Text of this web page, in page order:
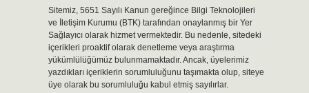
Sitemiz, 5651 Sayılı Kanun gereğince Bilgi Teknolojileri
ve İletişim Kurumu (BTK) tarafından onaylanmış bir Yer
Sağlayıcı olarak hizmet vermektedir. Bu nedenle, sitedeki
içerikleri proaktif olarak denetleme veya araştırma
yükümlülüğümüz bulunmamaktadır. Ancak, üyelerimiz
yazdıkları içeriklerin sorumluluğunu taşımakta olup, siteye
üye olarak bu sorumluluğu kabul etmiş sayılırlar.